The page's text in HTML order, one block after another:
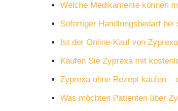
Welche Medikamente können
Sofortiger Handlungsbedarf
Ist der Online-Kauf von
Kaufen Sie Zyprexa mit
Zyprexa ohne Rezept kaufen –
Was möchten Patienten über